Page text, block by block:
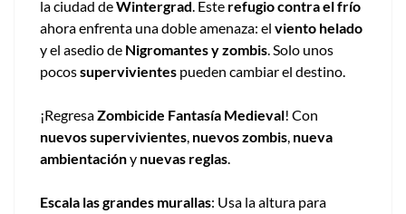
la ciudad deWintergrad. Este refugio contra el frío
ahora enfrenta una doble amenaza: el viento helado
y el asedio de Nigromantes y zombis. Solo unos
pocossupervivientes pueden cambiar el destino.
¡RegresaZombicide Fantasía Medieval! Con
nuevos supervivientes, nuevos zombis, nueva
ambientacióny nuevas reglas.
Escala las grandes murallas: Usa la altura para